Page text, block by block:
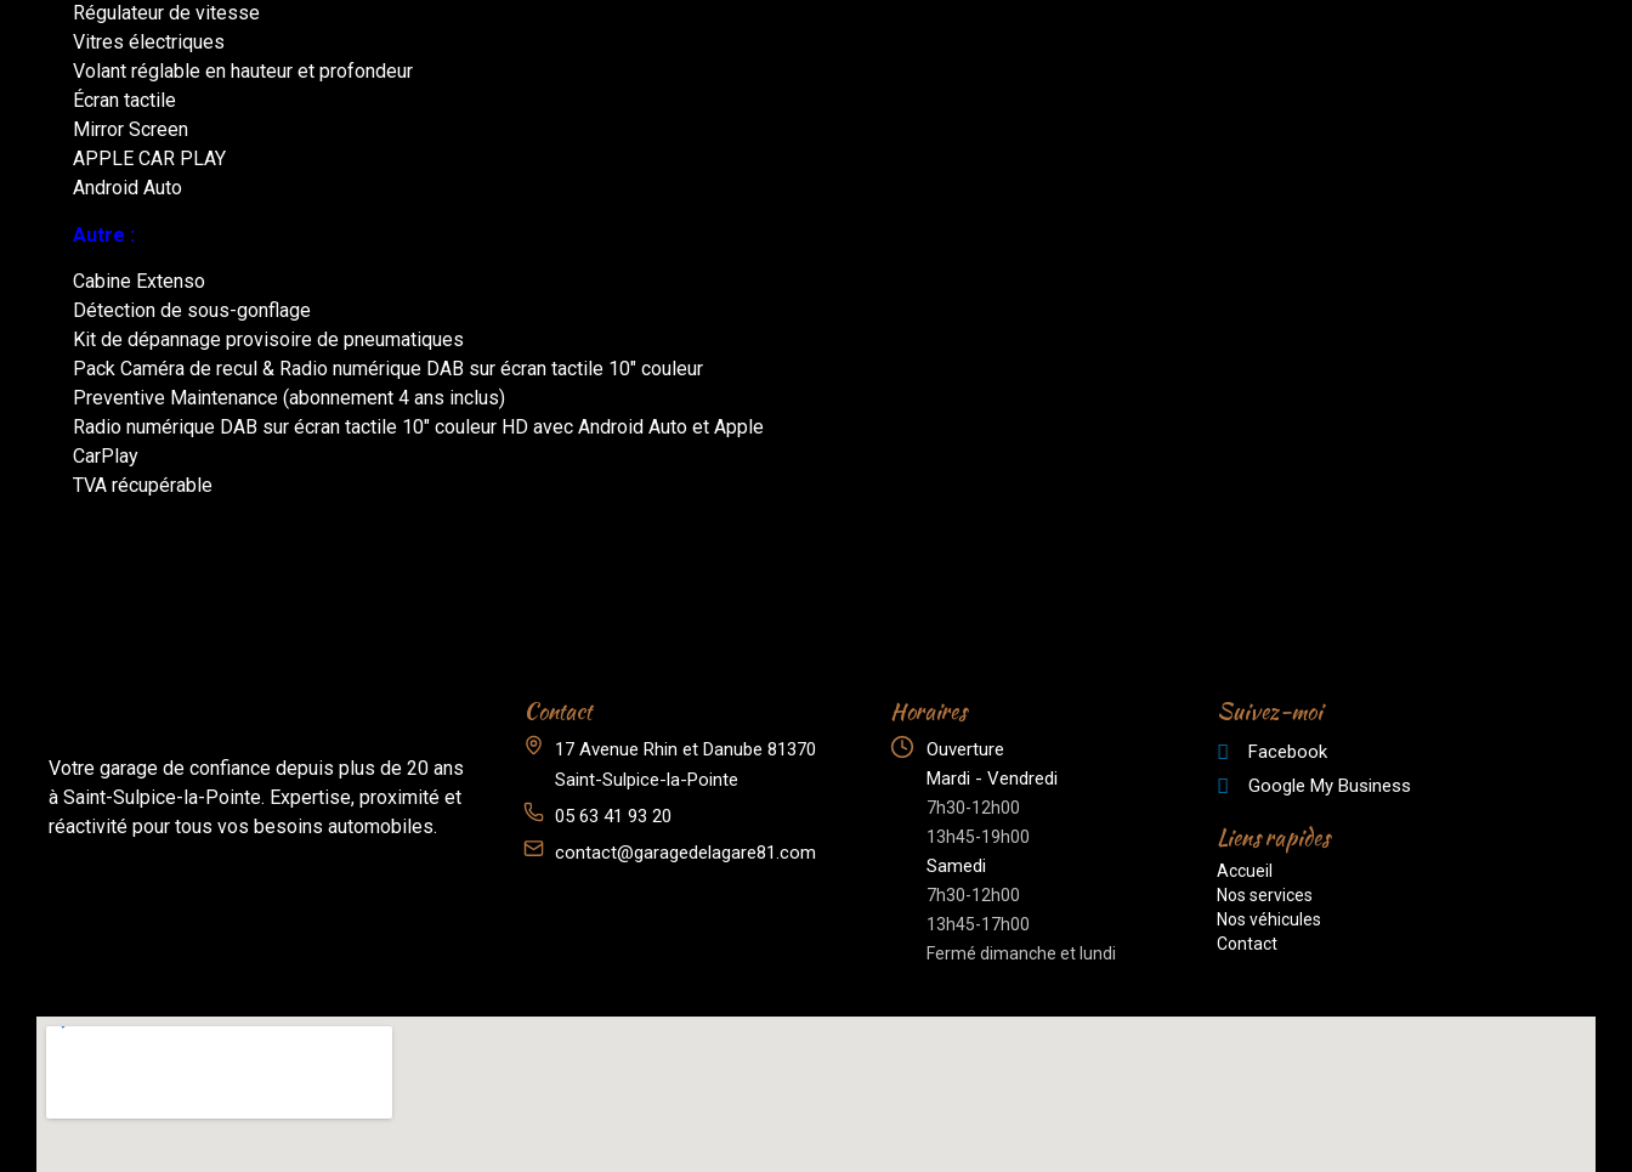
Régulateur de vitesse
Vitres électriques
Volant réglable en hauteur et profondeur
Écran tactile
Mirror Screen
APPLE CAR PLAY
Android Auto
Autre :
Cabine Extenso
Détection de sous-gonflage
Kit de dépannage provisoire de pneumatiques
Pack Caméra de recul & Radio numérique DAB sur écran tactile 10″ couleur
Preventive Maintenance (abonnement 4 ans inclus)
Radio numérique DAB sur écran tactile 10″ couleur HD avec Android Auto et Apple
CarPlay
TVA récupérable
Votre garage de confiance depuis plus de 20 ans
à Saint-Sulpice-la-Pointe. Expertise, proximité et
réactivité pour tous vos besoins automobiles.
Contact
17 Avenue Rhin et Danube 81370
Saint-Sulpice-la-Pointe
05 63 41 93 20
contact@garagedelagare81.com
Horaires
Ouverture
Mardi - Vendredi
7h30-12h00
13h45-19h00
Samedi
7h30-12h00
13h45-17h00
Fermé dimanche et lundi
Suivez-moi
Facebook
Google My Business
Liens rapides
Accueil
Nos services
Nos véhicules
Contact